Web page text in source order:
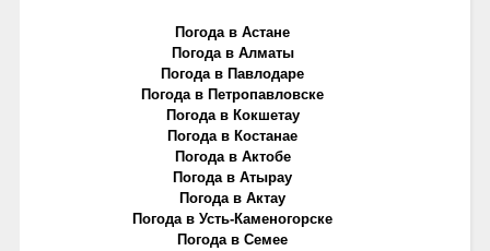
Погода в Астане
Погода в Алматы
Погода в Павлодаре
Погода в Петропавловске
Погода в Кокшетау
Погода в Костанае
Погода в Актобе
Погода в Атырау
Погода в Актау
Погода в Усть-Каменогорске
Погода в Семее